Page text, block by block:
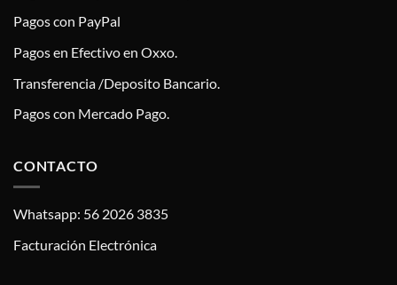
Pagos con PayPal
Pagos en Efectivo en Oxxo.
Transferencia /Deposito Bancario.
Pagos con Mercado Pago.
CONTACTO
Whatsapp: 56 2026 3835
Facturación Electrónica